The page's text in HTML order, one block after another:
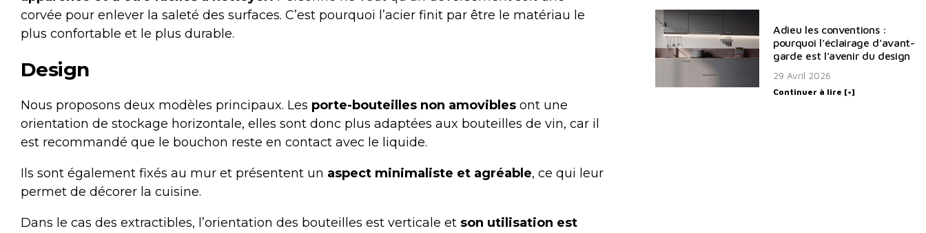
corvée pour enlever la saleté des surfaces. C’est pourquoi l’acier finit par être le matériau le
plus confortable et le plus durable.
Design
Nous proposons deux modèles principaux. Les porte-bouteilles non amovibles ont une
orientation de stockage horizontale, elles sont donc plus adaptées aux bouteilles de vin, car il
est recommandé que le bouchon reste en contact avec le liquide.
Ils sont également fixés au mur et présentent un aspect minimaliste et agréable, ce qui leur
permet de décorer la cuisine.
Dans le cas des extractibles, l’orientation des bouteilles est verticale et son utilisation est
Adieu les conventions :
pourquoi l’éclairage d’avant-
garde est l’avenir du design
29 Avril 2026
Continuer à lire [+]